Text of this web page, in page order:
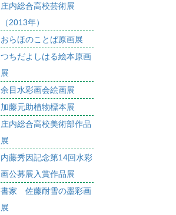
庄内総合高校芸術展
（2013年）
おらほのことば原画展
つちだよしはる絵本原画
展
余目水彩画会絵画展
加藤元助植物標本展
庄内総合高校美術部作品
展
内藤秀因記念第14回水彩
画公募展入賞作品展
書家 佐藤耐雪の墨彩画
展